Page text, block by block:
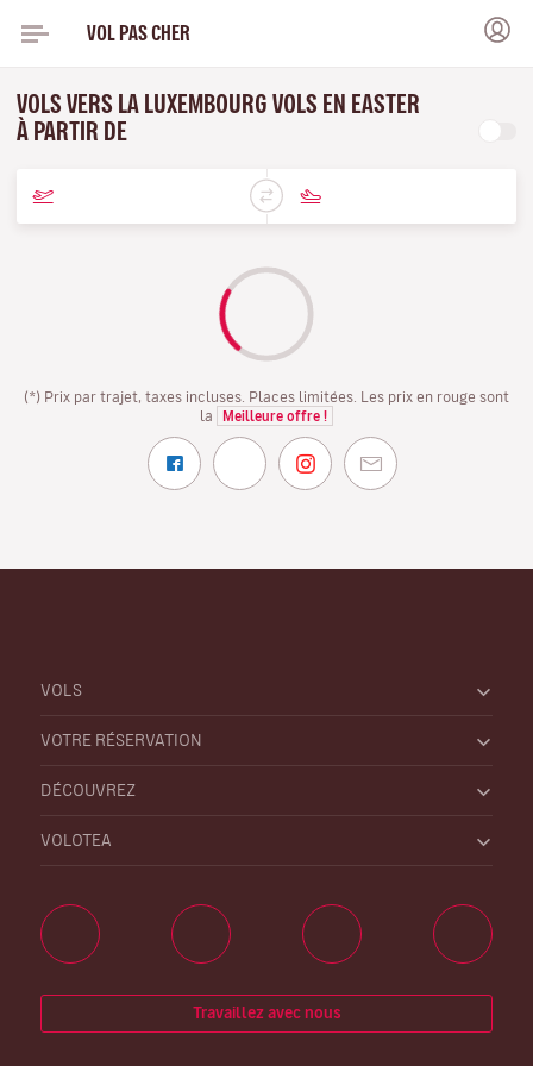
VOL PAS CHER
VOLS VERS LA LUXEMBOURG VOLS EN EASTER
À PARTIR DE
(*) Prix par trajet, taxes incluses. Places limitées. Les prix en rouge sont
la
Meilleure offre !
VOLS
VOTRE RÉSERVATION
DÉCOUVREZ
VOLOTEA
Travaillez avec nous